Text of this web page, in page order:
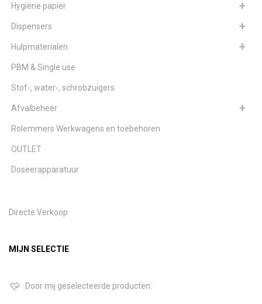
Hygiëne papier
Dispensers
Hulpmaterialen
PBM & Single use
Stof-, water-, schrobzuigers
Afvalbeheer
Rolemmers Werkwagens en toebehoren
OUTLET
Doseerapparatuur
Directe Verkoop
MIJN SELECTIE
Door mij geselecteerde producten: